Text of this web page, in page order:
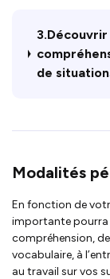
de
Modalités
En fonction de
importante pourra
compréhension,
vocabulaire, à
au travail sur vos